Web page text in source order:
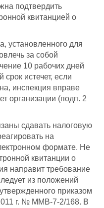
подтвердить
квитанцией о
установленного для
за собой
10 рабочих дней
истечет, если
инспекция вправе
организации (подп. 2
сдавать налоговую
на
формате. Не
квитанции о
направит требование
из положений
приказом
г. № ММВ-7-2/168. В